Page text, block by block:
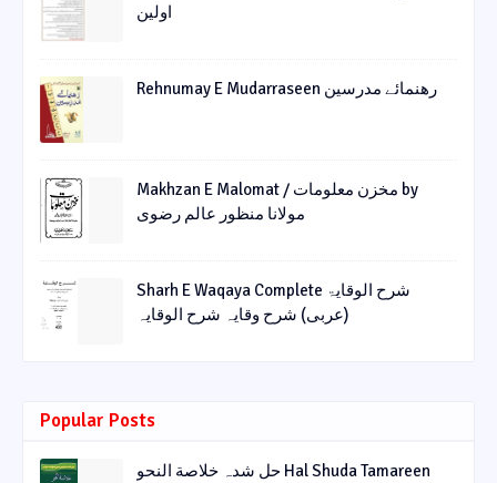
اولین
Rehnumay E Mudarraseen رهنمائے مدرسین
Makhzan E Malomat / مخزن معلومات by
مولانا منظور عالم رضوی
Sharh E Waqaya Complete شرح الوقایۃ
(عربی) شرح وقایہ شرح الوقایہ
Popular Posts
حل شدہ خلاصة النحو Hal Shuda Tamareen